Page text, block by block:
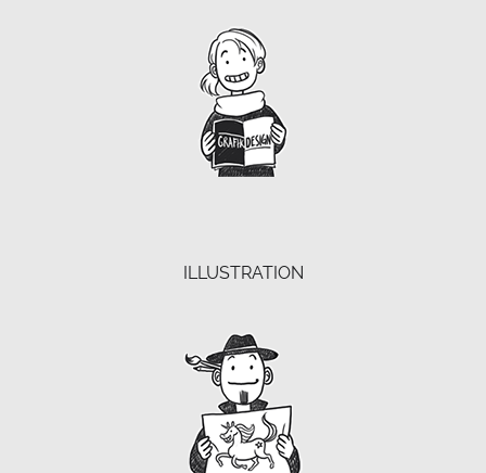
ILLUSTRATION